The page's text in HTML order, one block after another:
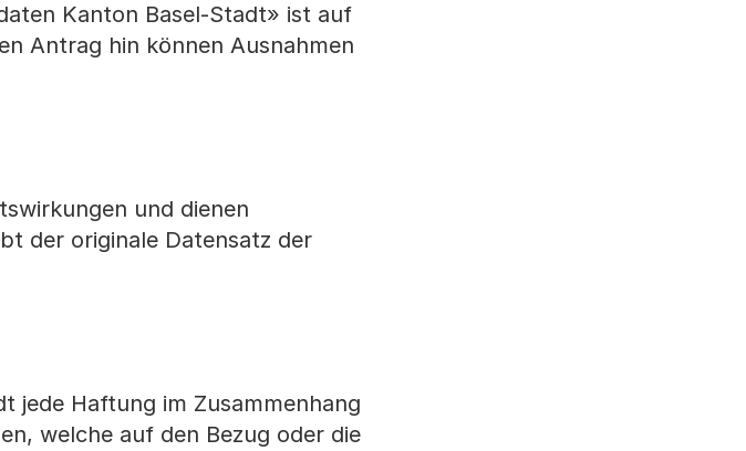
Kanton Basel-Stadt» ist auf
Antrag hin können Ausnahmen
und dienen
der originale Datensatz der
jede Haftung im Zusammenhang
welche auf den Bezug oder die